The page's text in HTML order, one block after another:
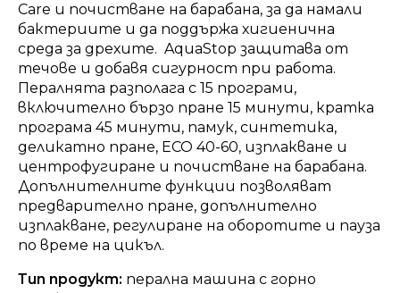
Care и почистване на барабана, за да намали
бактериите и да поддържа хигиенична
среда за дрехите. AquaStop защитава от
течове и добавя сигурност при работа.
Пералнята разполага с 15 програми,
включително бързо пране 15 минути, кратка
програма 45 минути, памук, синтетика,
деликатно пране, ECO 40-60, изплакване и
центрофугиране и почистване на барабана.
Допълнителните функции позволяват
предварително пране, допълнително
изплакване, регулиране на оборотите и пауза
по време на цикъл.
Тип продукт: перална машина с горно